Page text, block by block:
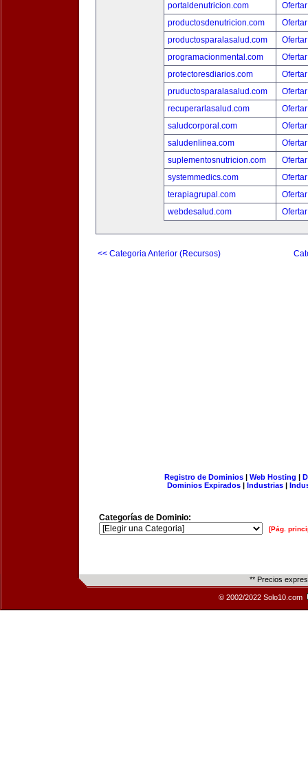
portaldenutricion.com
productosdenutricion.com
productosparalasalud.com
programacionmental.com
protectoresdiarios.com
pruductosparalasalud.com
recuperarlasalud.com
saludcorporal.com
saludenlinea.com
suplementosnutricion.com
systemmedics.com
terapiagrupal.com
webdesalud.com
<< Categoria Anterior (Recursos)
Registro de Dominios| Web Hosting |
Dominios Expirados | Industrias |
Categorías de Dominio:
[Pág.
** Precios
© 2002/2022 Solo10.com